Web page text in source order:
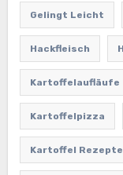
Gelingt Leicht
Hackfleisch
Kartoffelaufläufe
Kartoffelpizza
Kartoffel Rezepte